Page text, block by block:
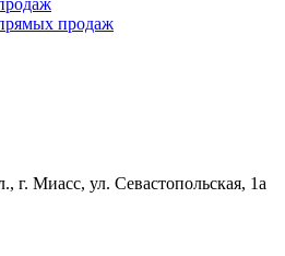
продаж
г. Миасс, ул. Севастопольская, 1а